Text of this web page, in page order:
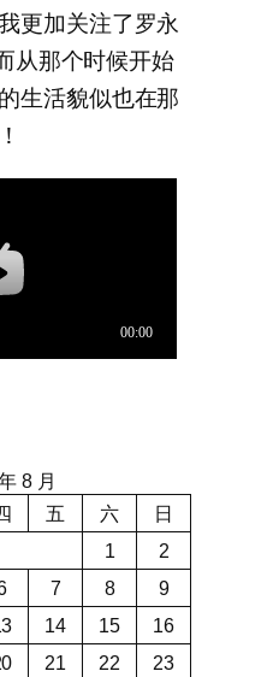
更加关注了罗永
从那个时候开始
生活貌似也在那
8 月
五 六
日
1
2
7 8
9
14 15
16
21 22 23